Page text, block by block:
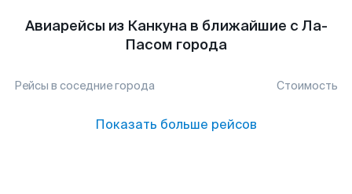
Авиарейсы из Канкуна в ближайшие с Ла-
Пасом города
Рейсы в соседние города Стоимость
Показать больше рейсов